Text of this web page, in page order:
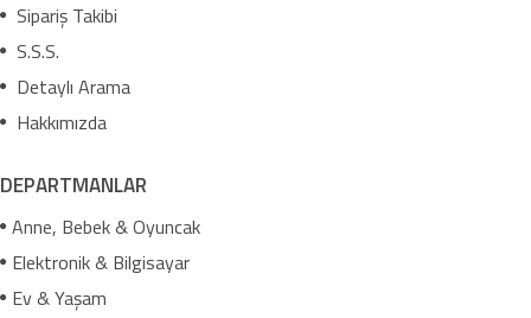
Sipariş Takibi
S.S.S.
Detaylı Arama
Hakkımızda
DEPARTMANLAR
Anne, Bebek & Oyuncak
Elektronik & Bilgisayar
Ev & Yaşam